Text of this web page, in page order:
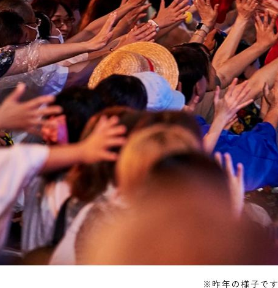
※昨年の様子です